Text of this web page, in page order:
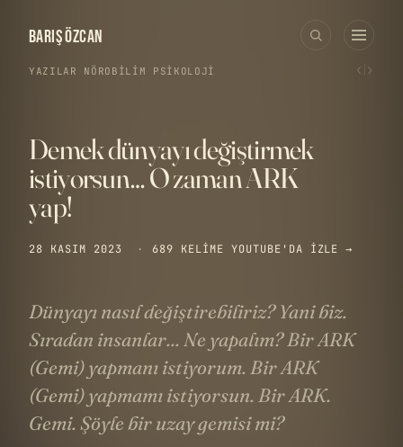
BARIŞ ÖZCAN
YAZILAR NÖROBILIM PSIKOLOJI ‹ ›
Demek dünyayı değiştirmek
istiyorsun… O zaman ARK
yap!
28 KASIM 2023 · 689 KELIME YOUTUBE'DA IZLE →
Dünyayı nasıl değiştirebiliriz? Yani biz.
Sıradan insanlar... Ne yapalım? Bir ARK
(Gemi) yapmanı istiyorum. Bir ARK
(Gemi) yapmamı istiyorsun. Bir ARK.
Gemi. Şöyle bir uzay gemisi mi?